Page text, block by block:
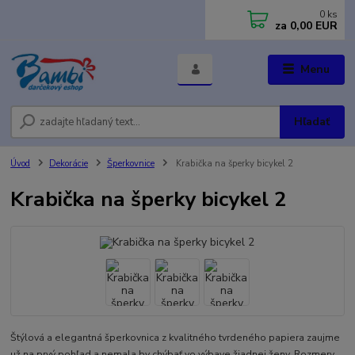
Menu
Hľadať
0 ks
za 0,00 EUR
Úvod Dekorácie Šperkovnice Krabička na šperky bicykel 2
Krabička na šperky bicykel 2
Štýlová a elegantná šperkovnica z kvalitného tvrdeného papiera zaujme